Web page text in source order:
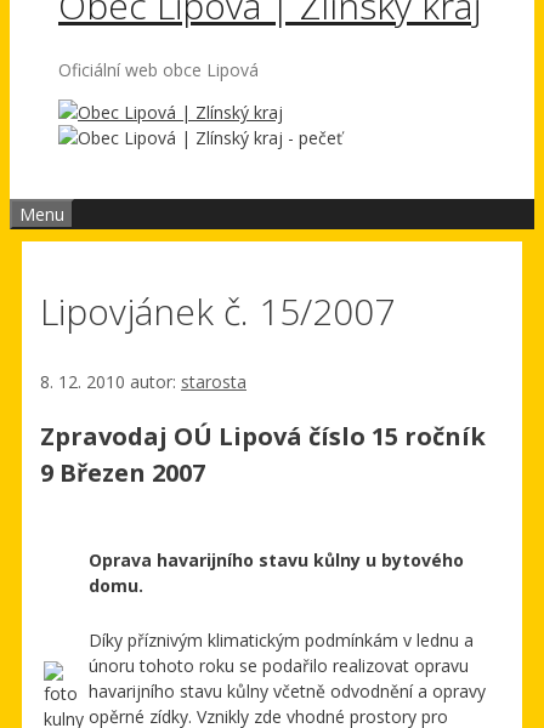
Oficiální web obce Lipová
Menu
Lipovjánek č. 15/2007
8. 12. 2010 autor: starosta
Zpravodaj OÚ Lipová číslo 15 ročník
9 Březen 2007
Oprava havarijního stavu kůlny u bytového
domu.
Díky příznivým klimatickým podmínkám v lednu a
únoru tohoto roku se podařilo realizovat opravu
havarijního stavu kůlny včetně odvodnění a opravy
opěrné zídky. Vznikly zde vhodné prostory pro